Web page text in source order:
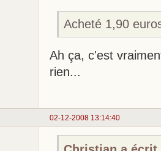
Acheté 1,90
Ah ça, c'est
rien...
02-12-2008 13:14:40